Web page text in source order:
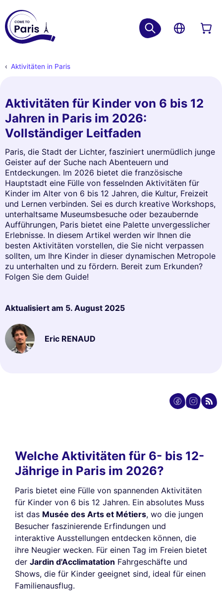
Aktivitäten in Paris
Aktivitäten für Kinder von 6 bis 12
Jahren in Paris im 2026:
Vollständiger Leitfaden
Paris, die Stadt der Lichter, fasziniert unermüdlich junge
Geister auf der Suche nach Abenteuern und
Entdeckungen. Im 2026 bietet die französische
Hauptstadt eine Fülle von fesselnden Aktivitäten für
Kinder im Alter von 6 bis 12 Jahren, die Kultur, Freizeit
und Lernen verbinden. Sei es durch kreative Workshops,
unterhaltsame Museumsbesuche oder bezaubernde
Aufführungen, Paris bietet eine Palette unvergesslicher
Erlebnisse. In diesem Artikel werden wir Ihnen die
besten Aktivitäten vorstellen, die Sie nicht verpassen
sollten, um Ihre Kinder in dieser dynamischen Metropole
zu unterhalten und zu fördern. Bereit zum Erkunden?
Folgen Sie dem Guide!
Aktualisiert am 5. August 2025
Eric RENAUD
Welche Aktivitäten für 6- bis 12-
Jährige in Paris im 2026?
Paris bietet eine Fülle von spannenden Aktivitäten
für Kinder von 6 bis 12 Jahren. Ein absolutes Muss
ist das Musée des Arts et Métiers, wo die jungen
Besucher faszinierende Erfindungen und
interaktive Ausstellungen entdecken können, die
ihre Neugier wecken. Für einen Tag im Freien bietet
der Jardin d'Acclimatation Fahrgeschäfte und
Shows, die für Kinder geeignet sind, ideal für einen
Familienausflug.